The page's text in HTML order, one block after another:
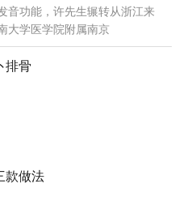
音功能，许先生辗转从浙江来
大学医学院附属南京
排骨
款做法